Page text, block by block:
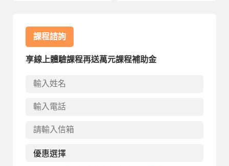
課程諮詢
享線上體驗課程再送萬元課程補助金